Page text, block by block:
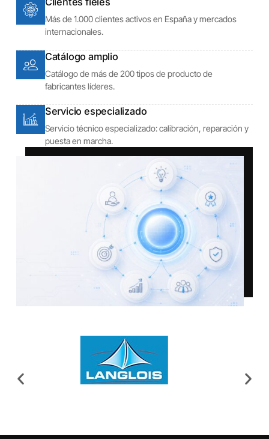
Más de 1.000 clientes activos en España y mercados
internacionales.
Catálogo amplio
Catálogo de más de 200 tipos de producto de
fabricantes líderes.
Servicio especializado
Servicio técnico especializado: calibración, reparación y
puesta en marcha.